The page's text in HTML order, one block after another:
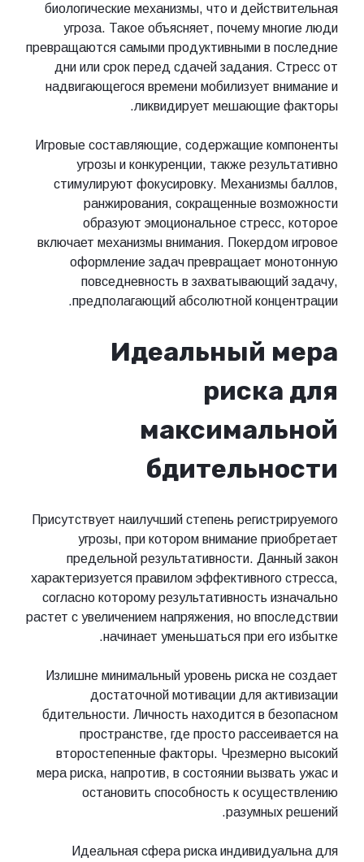
биологические механизмы, что и действительная
угроза. Такое объясняет, почему многие люди
превращаются самыми продуктивными в последние
дни или срок перед сдачей задания. Стресс от
надвигающегося времени мобилизует внимание и
ликвидирует мешающие факторы.
Игровые составляющие, содержащие компоненты
угрозы и конкуренции, также результативно
стимулируют фокусировку. Механизмы баллов,
ранжирования, сокращенные возможности
образуют эмоциональное стресс, которое
включает механизмы внимания. Покердом игровое
оформление задач превращает монотонную
повседневность в захватывающий задачу,
предполагающий абсолютной концентрации.
Идеальный мера
риска для
максимальной
бдительности
Присутствует наилучший степень регистрируемого
угрозы, при котором внимание приобретает
предельной результативности. Данный закон
характеризуется правилом эффективного стресса,
согласно которому результативность изначально
растет с увеличением напряжения, но впоследствии
начинает уменьшаться при его избытке.
Излишне минимальный уровень риска не создает
достаточной мотивации для активизации
бдительности. Личность находится в безопасном
пространстве, где просто рассеивается на
второстепенные факторы. Чрезмерно высокий
мера риска, напротив, в состоянии вызвать ужас и
остановить способность к осуществлению
разумных решений.
Идеальная сфера риска индивидуальна для